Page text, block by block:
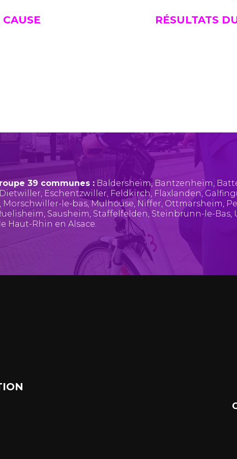
RÉSULTATS
39 communes : Baldersheim, Bantzenheim,
Dietwiller, Eschentzwiller, Feldkirch, Flaxlanden,
, Morschwiller-le-bas,Mulhouse, Niffer, Ottmarsheim,
, Sausheim, Staffelfelden, Steinbrunn-le-Bas,
Haut-Rhin en Alsace.